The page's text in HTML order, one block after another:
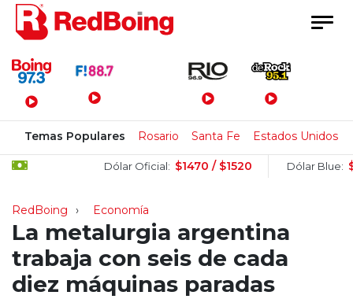
Menú Principal
Temas Populares Rosario Santa Fe Estados Unidos
Dólar Oficial: $1470 / $1520 Dólar Blue: $1505
RedBoing Economía
La metalurgia argentina
trabaja con seis de cada
diez máquinas paradas